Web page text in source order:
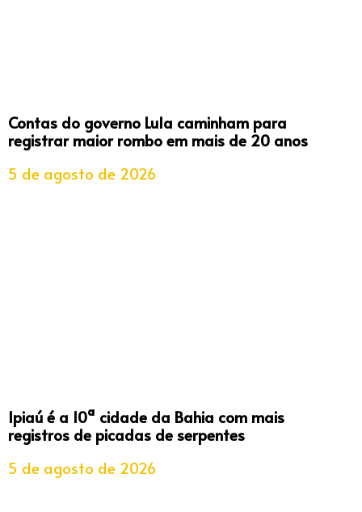
Contas do governo Lula caminham para
registrar maior rombo em mais de 20 anos
5 de agosto de 2026
Ipiaú é a 10ª cidade da Bahia com mais
registros de picadas de serpentes
5 de agosto de 2026